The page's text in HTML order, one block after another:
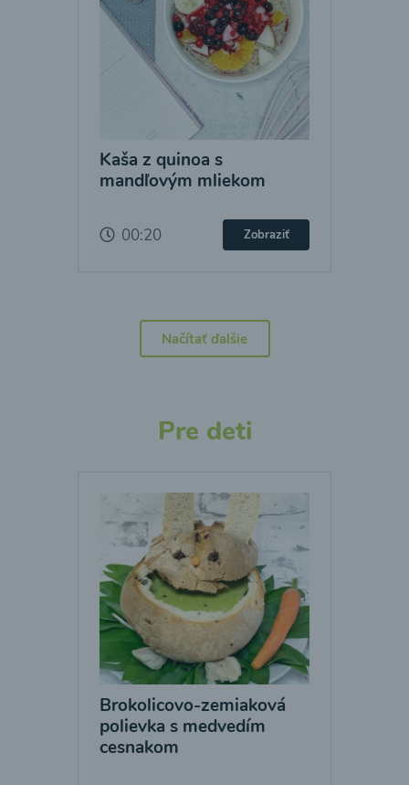
Kaša z quinoa s
mandľovým mliekom
00:20 Zobraziť
Načítať ďalšie
Pre deti
Brokolicovo-zemiaková
polievka s medvedím
cesnakom